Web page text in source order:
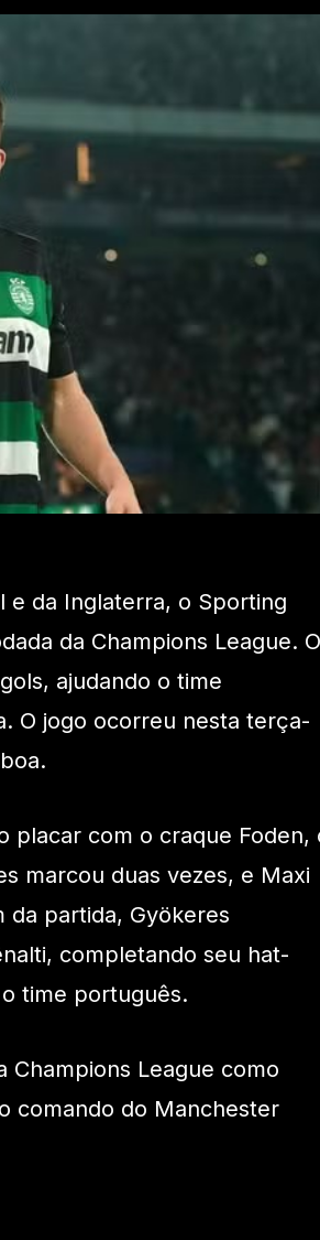
e da Inglaterra, o Sporting
da Champions League. O
ajudando o time
O jogo ocorreu nesta terça-
placar com o craque Foden,
marcou duas vezes, e Maxi
da partida, Gyökeres
completando seu hat-
time português.
Champions League como
comando do Manchester